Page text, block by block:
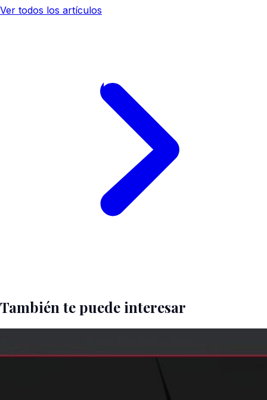
Ver todos los artículos
También te puede interesar